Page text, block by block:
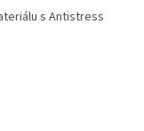
s Antistress